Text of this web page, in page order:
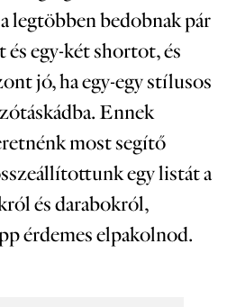
legtöbben bedobnak pár
egy-két shortot, és
jó, ha egy-egy stílusos
Ennek
most segítő
egy listát a
és darabokról,
érdemes elpakolnod.